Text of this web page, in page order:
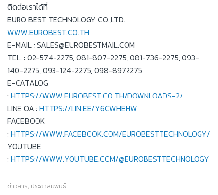
ติดต่อเราได้ที่
EURO BEST TECHNOLOGY CO.,LTD.
WWW.EUROBEST.CO.TH
E-MAIL : SALES@EUROBESTMAIL.COM
TEL. : 02-574-2275, 081-807-2275, 081-736-2275, 093-
140-2275, 093-124-2275, 098-8972275
E-CATALOG
: HTTPS://WWW.EUROBEST.CO.TH/DOWNLOADS-2/
LINE OA : HTTPS://LIN.EE/Y6CWHEHW
FACEBOOK
: HTTPS://WWW.FACEBOOK.COM/EUROBESTTECHNOLOGY/
YOUTUBE
: HTTPS://WWW.YOUTUBE.COM/@EUROBESTTECHNOLOGY
ข่าวสาร, ประชาสัมพันธ์